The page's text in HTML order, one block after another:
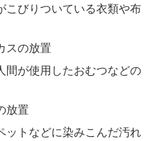
こびりついている衣類や布
スの放置
間が使用したおむつなどの
放置
ットなどに染みこんだ汚れ